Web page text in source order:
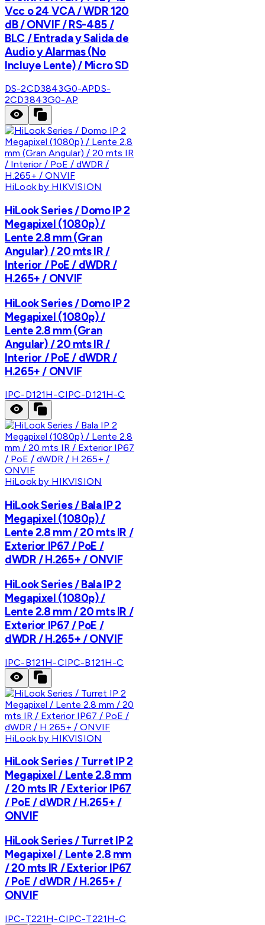
Vcc o 24 VCA / WDR 120
dB / ONVIF / RS-485 /
BLC / Entrada y Salida de
Audio y Alarmas (No
Incluye Lente) / Micro SD
DS-2CD3843G0-APDS-
2CD3843G0-AP
HiLook by HIKVISION
HiLook Series / Domo IP 2
Megapixel (1080p) /
Lente 2.8 mm (Gran
Angular) / 20 mts IR /
Interior / PoE / dWDR /
H.265+ / ONVIF
HiLook Series / Domo IP 2
Megapixel (1080p) /
Lente 2.8 mm (Gran
Angular) / 20 mts IR /
Interior / PoE / dWDR /
H.265+ / ONVIF
IPC-D121H-CIPC-D121H-C
HiLook by HIKVISION
HiLook Series / Bala IP 2
Megapixel (1080p) /
Lente 2.8 mm / 20 mts IR /
Exterior IP67 / PoE /
dWDR / H.265+ / ONVIF
HiLook Series / Bala IP 2
Megapixel (1080p) /
Lente 2.8 mm / 20 mts IR /
Exterior IP67 / PoE /
dWDR / H.265+ / ONVIF
IPC-B121H-CIPC-B121H-C
HiLook by HIKVISION
HiLook Series / Turret IP 2
Megapixel / Lente 2.8 mm
/ 20 mts IR / Exterior IP67
/ PoE / dWDR / H.265+ /
ONVIF
HiLook Series / Turret IP 2
Megapixel / Lente 2.8 mm
/ 20 mts IR / Exterior IP67
/ PoE / dWDR / H.265+ /
ONVIF
IPC-T221H-CIPC-T221H-C